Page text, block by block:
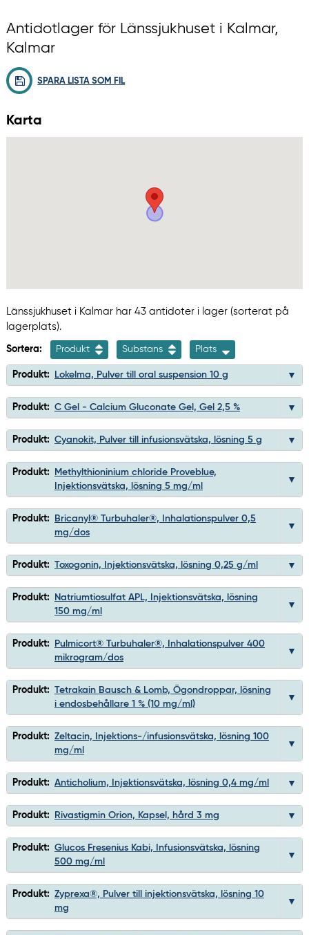
Antidotlager för Länssjukhuset i Kalmar,
Kalmar
SPARA LISTA SOM FIL
Karta
Länssjukhuset i Kalmar har 43 antidoter i lager (sorterat på
lagerplats).
Sortera: Produkt Substans Plats
Produkt: Lokelma, Pulver till oral suspension 10 g
Produkt: C Gel - Calcium Gluconate Gel, Gel 2,5 %
Produkt: Cyanokit, Pulver till infusionsvätska, lösning 5 g
Produkt:
Methylthioninium chloride Proveblue,
Injektionsvätska, lösning 5 mg/ml
Produkt:
Bricanyl® Turbuhaler®, Inhalationspulver 0,5
mg/dos
Produkt: Toxogonin, Injektionsvätska, lösning 0,25 g/ml
Produkt:
Natriumtiosulfat APL, Injektionsvätska, lösning
150 mg/ml
Produkt:
Pulmicort® Turbuhaler®, Inhalationspulver 400
mikrogram/dos
Produkt: Tetrakain Bausch & Lomb, Ögondroppar, lösning
i endosbehållare 1 % (10 mg/ml)
Produkt: Zeltacin, Injektions-/infusionsvätska, lösning 100
mg/ml
Produkt: Anticholium, Injektionsvätska, lösning 0,4 mg/ml
Produkt: Rivastigmin Orion, Kapsel, hård 3 mg
Produkt: Glucos Fresenius Kabi, Infusionsvätska, lösning
500 mg/ml
Produkt: Zyprexa®, Pulver till injektionsvätska, lösning 10
mg